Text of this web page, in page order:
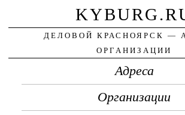
ДЕЛОВОЙ КРАСНОЯРСК —
ОРГАНИЗАЦИИ
Адреса
Организации